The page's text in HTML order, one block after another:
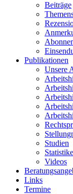
Beiträge
Publikationen
Unsere
Studien
Videos
Links
Termine